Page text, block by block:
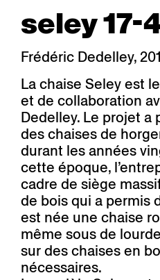
seley 17-
Frédéric Dedelley,
La chaise Seley est
et de collaboration
Dedelley. Le projet
des chaises de
durant les années
cette époque,
cadre de siège
de bois qui a permis
est née une chaise
même sous de
sur des chaises en
nécessaires.